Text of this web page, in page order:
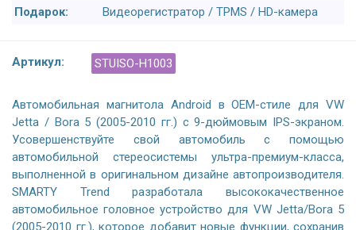
Подарок:
Видеорегистратор / TPMS / HD-камера
Артикул: STUISO-H1003
Автомобильная магнитола Android в OEM-стиле для VW
Jetta / Bora 5 (2005-2010 гг.) с 9-дюймовым IPS-экраном.
Усовершенствуйте свой автомобиль с помощью
автомобильной стереосистемы ультра-премиум-класса,
выполненной в оригинальном дизайне автопроизводителя.
SMARTY Trend разработала высококачественное
автомобильное головное устройство для VW Jetta/Bora 5
(2005-2010 гг.), которое добавит новые функции, сохранив